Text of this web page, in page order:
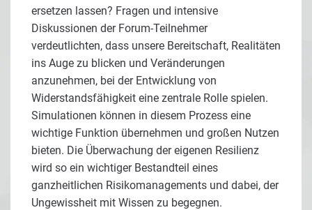
ersetzen lassen? Fragen und intensive
Diskussionen der Forum-Teilnehmer
verdeutlichten, dass unsere Bereitschaft, Realitäten
ins Auge zu blicken und Veränderungen
anzunehmen, bei der Entwicklung von
Widerstandsfähigkeit eine zentrale Rolle spielen.
Simulationen können in diesem Prozess eine
wichtige Funktion übernehmen und großen Nutzen
bieten. Die Überwachung der eigenen Resilienz
wird so ein wichtiger Bestandteil eines
ganzheitlichen Risikomanagements und dabei, der
Ungewissheit mit Wissen zu begegnen.